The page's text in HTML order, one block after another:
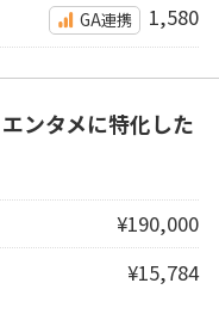
GA連携 1,580
ンタメに特化した
¥190,000
¥15,784